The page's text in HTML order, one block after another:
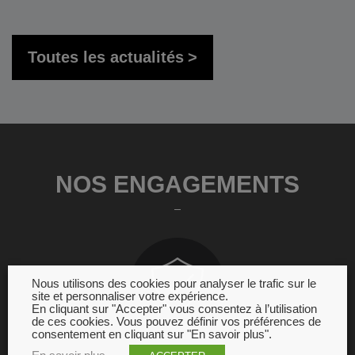
Toutes les actualités
NOS ENGAGEMENTS
Nous utilisons des cookies pour analyser le trafic sur le
site et personnaliser votre expérience.
En cliquant sur "Accepter" vous consentez à l’utilisation
de ces cookies. Vous pouvez définir vos préférences de
consentement en cliquant sur "En savoir plus".